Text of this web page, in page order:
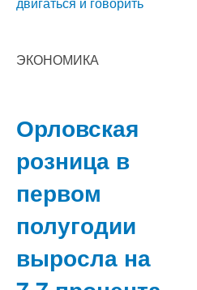
ЭКОНОМИКА
Орловская
розница в
первом
полугодии
выросла на